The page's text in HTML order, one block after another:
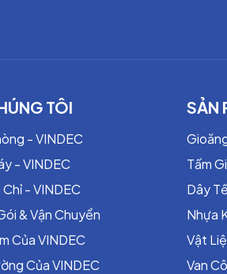
được sử dụng trong nhiều ứng dụng
dịch vụ nhiệt độ cao và áp lực
việc sử dụng dịch vụ chung trong
các nhà máy điện, nhà máy hóa dầu,
TÔI
- VINDEC
- VINDEC
- VINDEC
& Vận Chuyển
Của VINDEC
Của VINDEC
SẢN
Tấm
Dây
Nhựa
Vật
Van